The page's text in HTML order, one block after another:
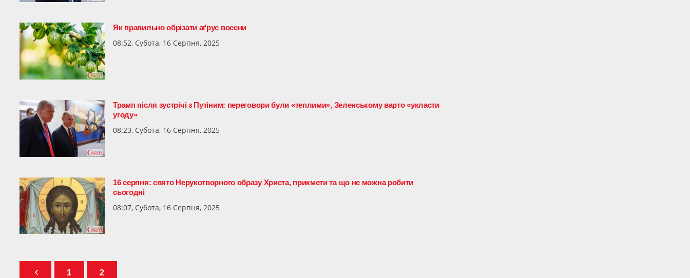
Як правильно обрізати аґрус восени
08:52, Субота, 16 Серпня, 2025
Трамп після зустрічі з Путіним: переговори були «теплими», Зеленському варто «укласти
угоду»
08:23, Субота, 16 Серпня, 2025
16 серпня: свято Нерукотворного образу Христа, прикмети та що не можна робити
сьогодні
08:07, Субота, 16 Серпня, 2025
1 2